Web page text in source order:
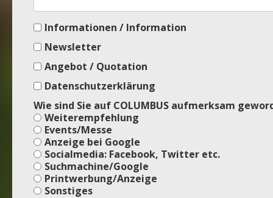
Informationen / Information
Newsletter
Angebot / Quotation
Datenschutzerklärung
Wie sind Sie auf COLUMBUS aufmerksam
Weiterempfehlung
Events/Messe
Anzeige bei Google
Socialmedia: Facebook, Twitter etc.
Suchmachine/Google
Printwerbung/Anzeige
Sonstiges